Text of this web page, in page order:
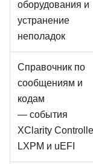
оборудования и
устранение
неполадок
Справочник по
сообщениям и
кодам
— события
XClarity
LXPM и uEFI